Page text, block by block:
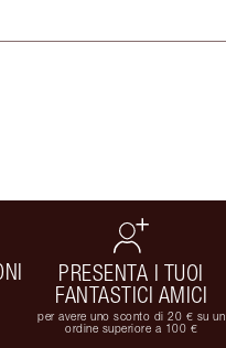
PRESENTA I TUOI
FANTASTICI AMICI
per avere uno sconto di 20 € su un
ordine superiore a 100 €